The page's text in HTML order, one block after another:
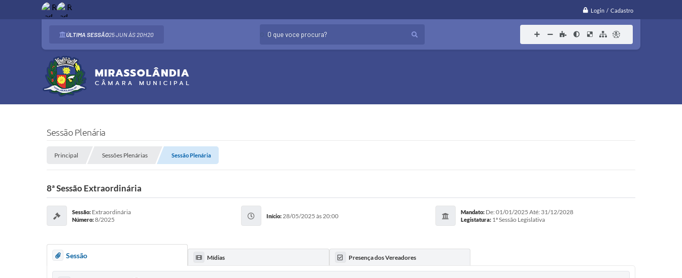
Login / Cadastro
ÚLTIMA SESSÃO25 JUN 20H20 O que voce procura?
Sessão Plenária
Principal Sessões Plenárias Sessão Plenária
8ª Sessão Extraordinária
Sessão: Extraordinária
Número:8/2025 Início: 28/05/2025 às 20:00 Mandato:De: 01/01/2025 Até: 31/12/2028
Legistatura:1ª Sessão Legislativa
Sessão Mídias Presença dos Vereadores